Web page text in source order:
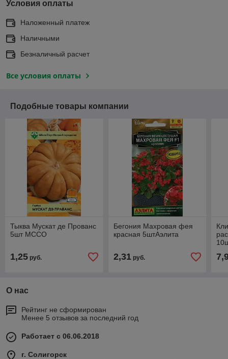
Условия оплаты
Наложенный платеж
Наличными
Безналичный расчет
Все условия оплаты
Подобные товары компании
Тыква Мускат де Прованс
5шт МССО
1,25 руб.
Бегония Махровая фея
красная 5штАэлита
2,31руб.
О нас
Рейтинг не сформирован
Менее 5 отзывов за последний год
Работает с 06.06.2018
г. Солигорск